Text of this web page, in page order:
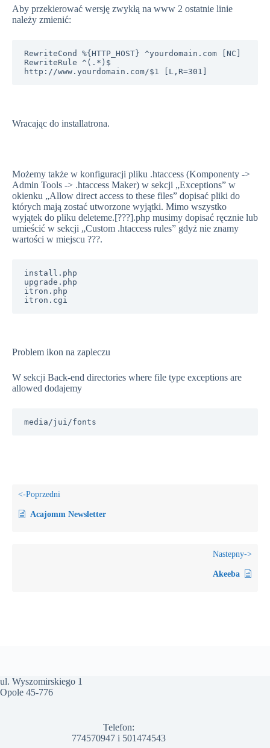
Aby przekierować wersję zwykłą na www 2 ostatnie linie
należy zmienić:
RewriteCond %{HTTP_HOST} ^yourdomain.com [NC]
RewriteRule ^(.*)$
http://www.yourdomain.com/$1 [L,R=301]
Wracając do installatrona.
Możemy także w konfiguracji pliku .htaccess (Komponenty ->
Admin Tools -> .htaccess Maker) w sekcji „Exceptions” w
okienku „Allow direct access to these files” dopisać pliki do
których mają zostać utworzone wyjątki. Mimo wszystko
wyjątek do pliku deleteme.[???].php musimy dopisać ręcznie lub
umieścić w sekcji „Custom .htaccess rules” gdyż nie znamy
wartości w miejscu ???.
install.php
upgrade.php
itron.php
Problem ikon na zapleczu
W sekcji Back-end directories where file type exceptions are
allowed dodajemy
media/jui/fonts
Acajomm Newsletter
Akeeba
ul. Wyszomirskiego 1
Opole 45-776
Telefon:
774570947 i 501474543